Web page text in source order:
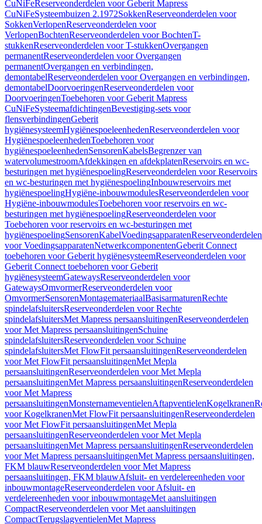
CuNiFeReserveonderdelen voor Geberit Mapress
CuNiFeSysteembuizen 2.1972SokkenReserveonderdelen voor
SokkenVerlopenReserveonderdelen voor
VerlopenBochtenReserveonderdelen voor BochtenT-
stukkenReserveonderdelen voor T-stukkenOvergangen
permanentReserveonderdelen voor Overgangen
permanentOvergangen en verbindingen,
demontabelReserveonderdelen voor Overgangen en verbindingen,
demontabelDoorvoeringenReserveonderdelen voor
DoorvoeringenToebehoren voor Geberit Mapress
CuNiFeSysteemafdichtingenBevestiging-sets voor
flensverbindingenGeberit
hygiënesysteemHygiënespoeleenhedenReserveonderdelen voor
HygiënespoeleenhedenToebehoren voor
hygiënespoeleenhedenSensorenKabelsBegrenzer van
watervolumestroomAfdekkingen en afdekplatenReservoirs en wc-
besturingen met hygiënespoelingReserveonderdelen voor Reservoirs
en wc-besturingen met hygiënespoelingInbouwreservoirs met
hygiënespoelingHygiëne-inbouwmodulesReserveonderdelen voor
Hygiëne-inbouwmodulesToebehoren voor reservoirs en wc-
besturingen met hygiënespoelingReserveonderdelen voor
Toebehoren voor reservoirs en wc-besturingen met
hygiënespoelingSensorenKabelVoedingsapparatenReserveonderdelen
voor VoedingsapparatenNetwerkcomponentenGeberit Connect
toebehoren voor Geberit hygiënesysteemReserveonderdelen voor
Geberit Connect toebehoren voor Geberit
hygiënesysteemGatewaysReserveonderdelen voor
GatewaysOmvormerReserveonderdelen voor
OmvormerSensorenMontagemateriaalBasisarmaturenRechte
spindelafsluitersReserveonderdelen voor Rechte
spindelafsluitersMet Mapress persaansluitingenReserveonderdelen
voor Met Mapress persaansluitingenSchuine
spindelafsluitersReserveonderdelen voor Schuine
spindelafsluitersMet FlowFit persaansluitingenReserveonderdelen
voor Met FlowFit persaansluitingenMet Mepla
persaansluitingenReserveonderdelen voor Met Mepla
persaansluitingenMet Mapress persaansluitingenReserveonderdelen
voor Met Mapress
persaansluitingenMonsternameventielenAftapventielenKogelkranen
voor KogelkranenMet FlowFit persaansluitingenReserveonderdelen
voor Met FlowFit persaansluitingenMet Mepla
persaansluitingenReserveonderdelen voor Met Mepla
persaansluitingenMet Mapress persaansluitingenReserveonderdelen
voor Met Mapress persaansluitingenMet Mapress persaansluitingen,
FKM blauwReserveonderdelen voor Met Mapress
persaansluitingen, FKM blauwAfsluit- en verdelereenheden voor
inbouwmontageReserveonderdelen voor Afsluit- en
verdelereenheden voor inbouwmontageMet aansluitingen
CompactReserveonderdelen voor Met aansluitingen
CompactTerugslagventielenMet Mapress